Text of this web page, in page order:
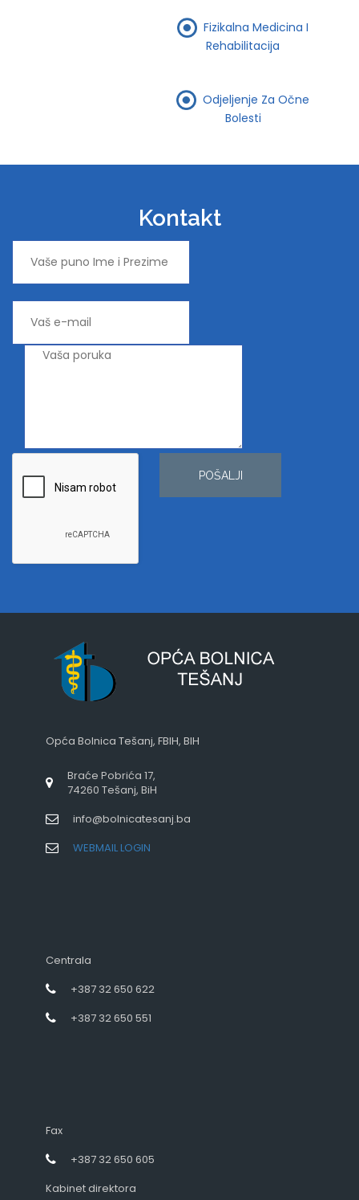
Fizikalna Medicina I
Rehabilitacija
Odjeljenje Za Očne
Bolesti
Kontakt
POŠALJI
Opća Bolnica Tešanj, FBIH, BIH
Braće Pobrića 17,
74260 Tešanj, BiH
info@bolnicatesanj.ba
WEBMAIL LOGIN
Centrala
+387 32 650 622
+387 32 650 551
Fax
+387 32 650 605
Kabinet direktora